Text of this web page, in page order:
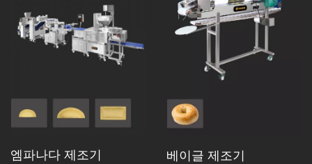
엠파나다 제조기 베이글 제조기